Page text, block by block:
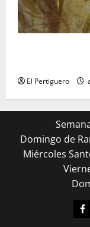
El Pertiguero
Domingo de
Miércoles